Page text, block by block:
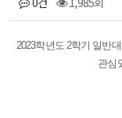
본문
2023학년도 2학기 일반
관심